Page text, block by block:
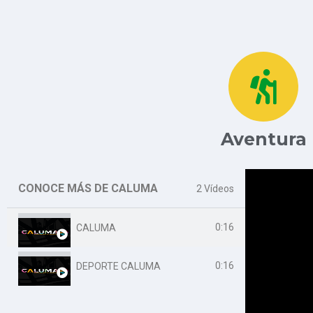
Aventura
CONOCE MÁS DE CALUMA 2 Vídeos
CALUMA 0:16
DEPORTE CALUMA 0:16